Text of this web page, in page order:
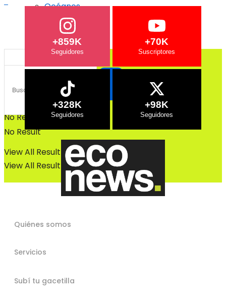
Bosques
No Result
View All Result
Océanos
Bosques
No Result
View All Result
+859K +70K
+328K +98K
Quiénes somos
Servicios
Subí tu gacetilla